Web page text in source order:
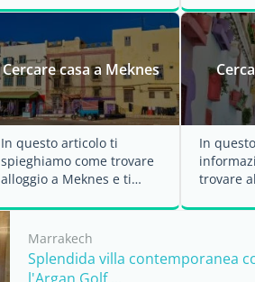
per affittare e ...
città e ...
Cercare casa a Meknes
In questo articolo ti
spieghiamo come trovare
alloggio a Meknes e ti
per affittare e ...
In
trovare
sui ...
Marrakech
Splendida villa contemporanea